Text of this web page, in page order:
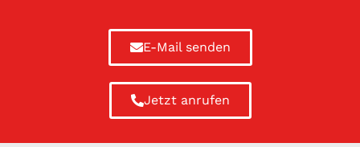
E-Mail senden
Jetzt anrufen